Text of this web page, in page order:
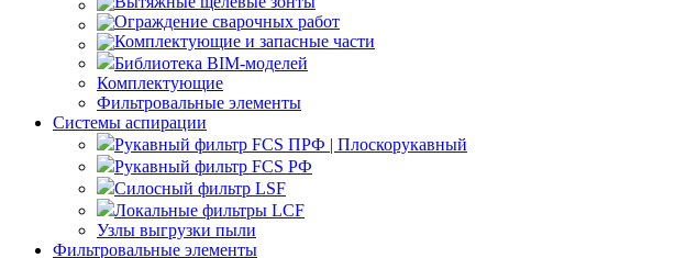
Ограждение сварочных работ
Комплектующие и запасные части
Библиотека BIM-моделей
Комплектующие
Фильтровальные элементы
Системы аспирации
Рукавный фильтр FCS ПРФ | Плоскорукавный
Рукавный фильтр FCS РФ
Силосный фильтр LSF
Локальные фильтры LCF
Узлы выгрузки пыли
Фильтровальные элементы